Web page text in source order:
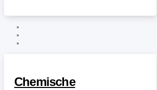
Chemische